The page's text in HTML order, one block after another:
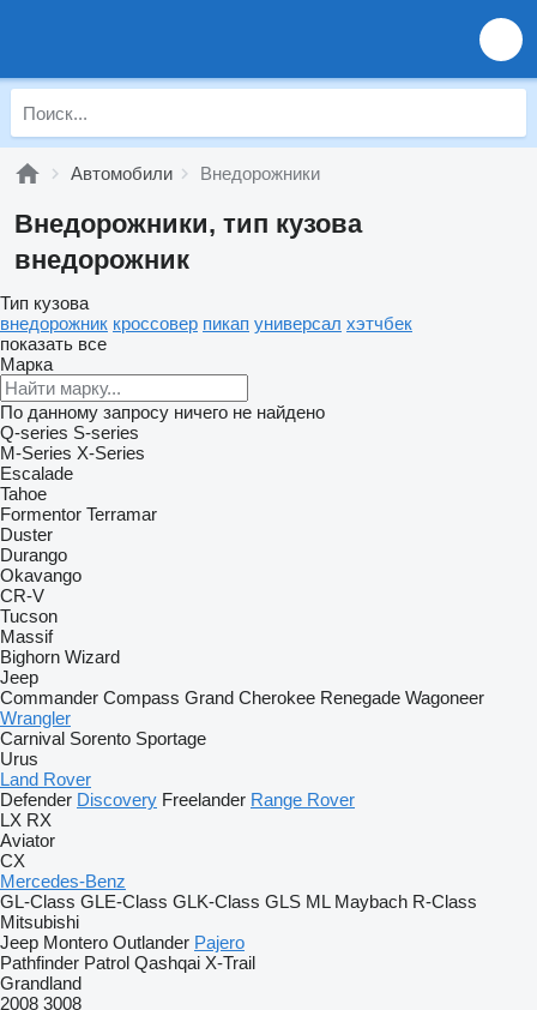
Автомобили Внедорожники
Внедорожники, тип кузова
внедорожник
Тип кузова
внедорожник кроссовер пикап универсал хэтчбек
показать все
Марка
По данному запросу ничего не найдено
Q-series S-series
M-Series X-Series
Escalade
Tahoe
Formentor Terramar
Duster
Durango
Okavango
CR-V
Tucson
Massif
Bighorn Wizard
Jeep
Commander Compass Grand Cherokee Renegade Wagoneer
Wrangler
Carnival Sorento Sportage
Urus
Land Rover
Defender Discovery Freelander Range Rover
LX RX
Aviator
CX
Mercedes-Benz
GL-Class GLE-Class GLK-Class GLS ML Maybach R-Class
Mitsubishi
Jeep Montero Outlander Pajero
Pathfinder Patrol Qashqai X-Trail
Grandland
2008 3008